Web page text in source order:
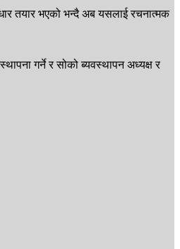
तयार भएको भन्दै अब यसलाई रचनात्मक
गर्ने र सोको ब्यवस्थापन अध्यक्ष र